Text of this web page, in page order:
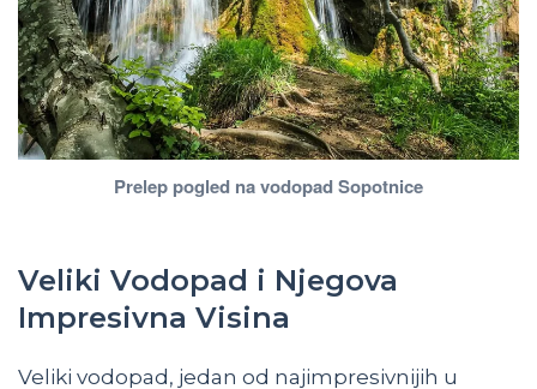
Prelep pogled na vodopad Sopotnice
Veliki Vodopad i Njegova
Impresivna Visina
Veliki vodopad, jedan od najimpresivnijih u